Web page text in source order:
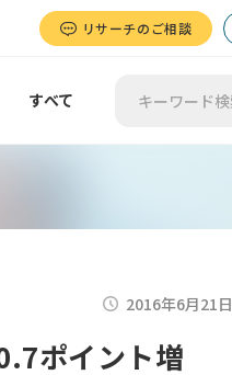
リサーチのご相談
すべて
2016年6月21日
ポイント増